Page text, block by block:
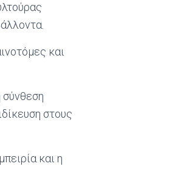
και
σύνθεση
στους
και η